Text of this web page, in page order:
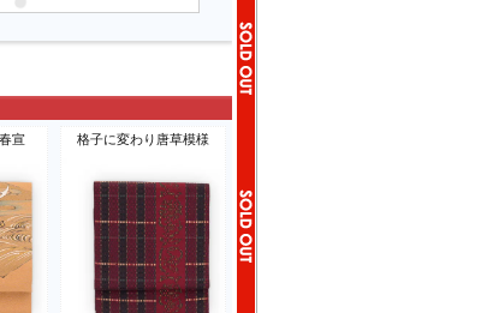
宣 格子に変わり唐草模様